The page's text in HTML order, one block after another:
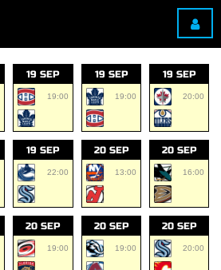
19 SEP
19:00
19 SEP
19:00
19 SEP
20:00
19 SEP
22:00
20 SEP
13:00
20 SEP
16:00
20 SEP
19:00
20 SEP
19:00
20 SEP
20:00